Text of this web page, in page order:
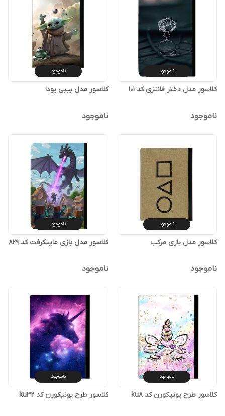
ناموجود
کلاسور مدل دختر فانتزی کد 101
ناموجود
ناموجود
کلاسور مدل بیبی یودا
ناموجود
ناموجود
کلاسور مدل بازی مرکب
ناموجود
ناموجود
کلاسور مدل بازی ماینکرفت کد 829
ناموجود
ناموجود
کلاسور طرح یونیکورن کد ku8
ناموجود
کلاسور طرح یونیکورن کد ku32